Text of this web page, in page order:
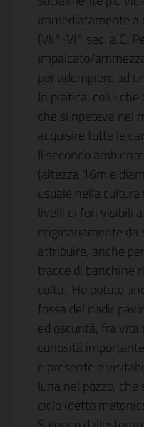
immediatamente a
(VII°-VI° sec. a.C.
impalcato/
per adempiere ad
In pratica, colui
che si ripeteva nel
acquisire tutte le
Il secondo
(altezza 16m e
usuale nella cultura
livelli di fori
originariamente da
attribuire, anche
tracce di banchine
culto. Ho potuto
fossa del nadir
ed oscurità, fra
curiosità
è presente e
luna nel pozzo,
ciclo (detto